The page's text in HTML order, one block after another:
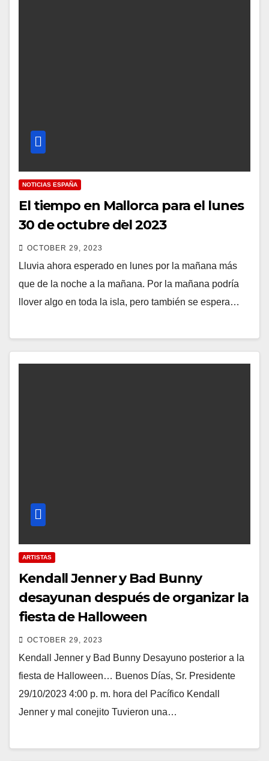
NOTICIAS ESPAÑA
El tiempo en Mallorca para el lunes
30 de octubre del 2023
OCTOBER 29, 2023
Lluvia ahora esperado en lunes por la mañana más
que de la noche a la mañana. Por la mañana podría
llover algo en toda la isla, pero también se espera…
ARTISTAS
Kendall Jenner y Bad Bunny
desayunan después de organizar la
fiesta de Halloween
OCTOBER 29, 2023
Kendall Jenner y Bad Bunny Desayuno posterior a la
fiesta de Halloween… Buenos Días, Sr. Presidente
29/10/2023 4:00 p. m. hora del Pacífico Kendall
Jenner y mal conejito Tuvieron una…